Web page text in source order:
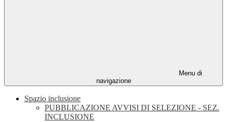
Menu di
navigazione
Spazio inclusione
PUBBLICAZIONE AVVISI DI SELEZIONE - SEZ.
INCLUSIONE